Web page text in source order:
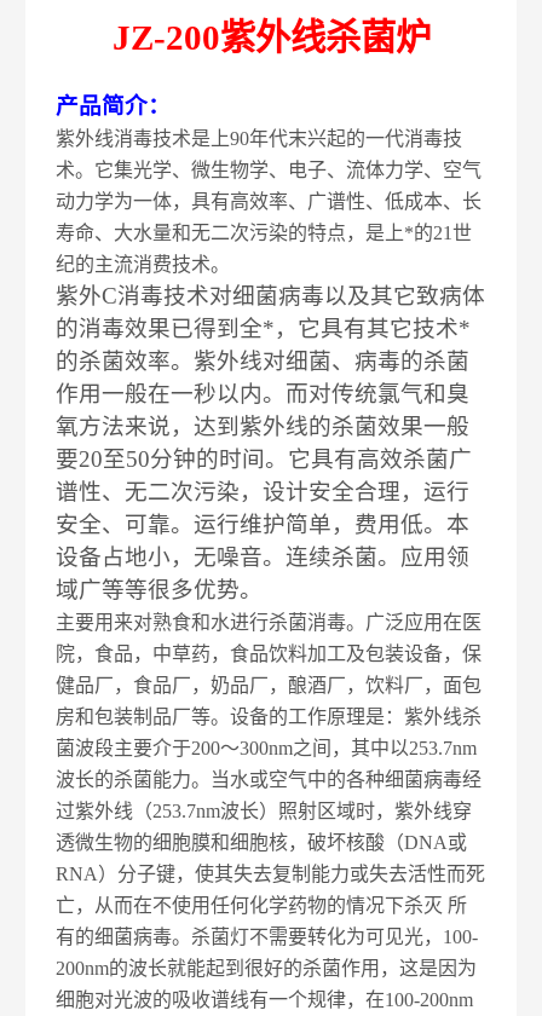
JZ-200紫外线杀菌炉
产品简介：
紫外线消毒技术是上90年代末兴起的一代消毒技
术。它集光学、微生物学、电子、流体力学、空气
动力学为一体，具有高效率、广谱性、低成本、长
寿命、大水量和无二次污染的特点，是上*的21世
纪的主流消费技术。
紫外C消毒技术对细菌病毒以及其它致病体
的消毒效果已得到全*，它具有其它技术*
的杀菌效率。紫外线对细菌、病毒的杀菌
作用一般在一秒以内。而对传统氯气和臭
氧方法来说，达到紫外线的杀菌效果一般
要20至50分钟的时间。它具有高效杀菌广
谱性、无二次污染，设计安全合理，运行
安全、可靠。运行维护简单，费用低。本
设备占地小，无噪音。连续杀菌。应用领
域广等等很多优势。
主要用来对熟食和水进行杀菌消毒。广泛应用在医
院，食品，中草药，食品饮料加工及包装设备，保
健品厂，食品厂，奶品厂，酿酒厂，饮料厂，面包
房和包装制品厂等。设备的工作原理是：紫外线杀
菌波段主要介于200～300nm之间，其中以253.7nm
波长的杀菌能力。当水或空气中的各种细菌病毒经
过紫外线（253.7nm波长）照射区域时，紫外线穿
透微生物的细胞膜和细胞核，破坏核酸（DNA或
RNA）分子键，使其失去复制能力或失去活性而死
亡，从而在不使用任何化学药物的情况下杀灭 所
有的细菌病毒。 杀菌灯不需要转化为可见光，100-
200nm的波长就能起到很好的杀菌作用，这是因为
细胞对光波的吸收谱线有一个规律，在100-200nm